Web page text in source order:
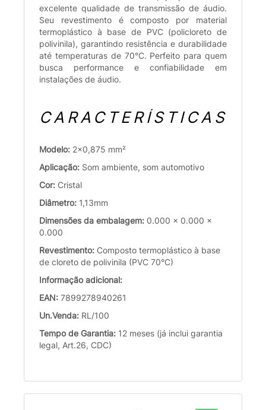
excelente qualidade de transmissão de áudio.
Seu revestimento é composto por material
termoplástico à base de PVC (policloreto de
polivinila), garantindo resistência e durabilidade
até temperaturas de 70°C. Perfeito para quem
busca performance e confiabilidade em
instalações de áudio.
CARACTERÍSTICAS
Modelo: 2x0,875 mm²
Aplicação: Som ambiente, som automotivo
Cor: Cristal
Diâmetro: 1,13mm
Dimensões da embalagem: 0.000 x 0.000 x
0.000
Revestimento: Composto termoplástico à base
de cloreto de polivinila (PVC 70°C)
Informação adicional:
EAN: 7899278940261
Un.Venda: RL/100
Tempo de Garantia: 12 meses (já inclui garantia
legal, Art.26, CDC)